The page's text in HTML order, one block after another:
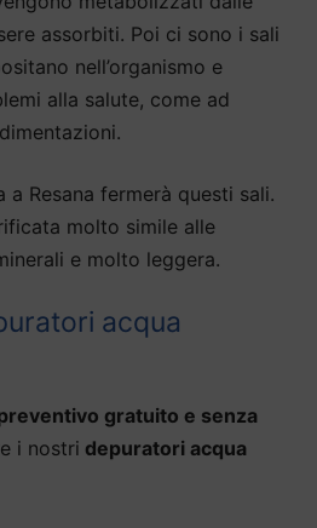
assorbiti. Poi ci sono i sali
nell’organismo e
alla salute, come ad
a Resana fermerà questi sali.
molto simile alle
e molto leggera.
acqua
gratuito e senza
i nostri depuratori acqua